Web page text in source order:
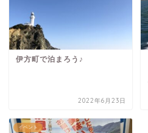
伊方町で泊まろう♪
2022年6月23日
イベント